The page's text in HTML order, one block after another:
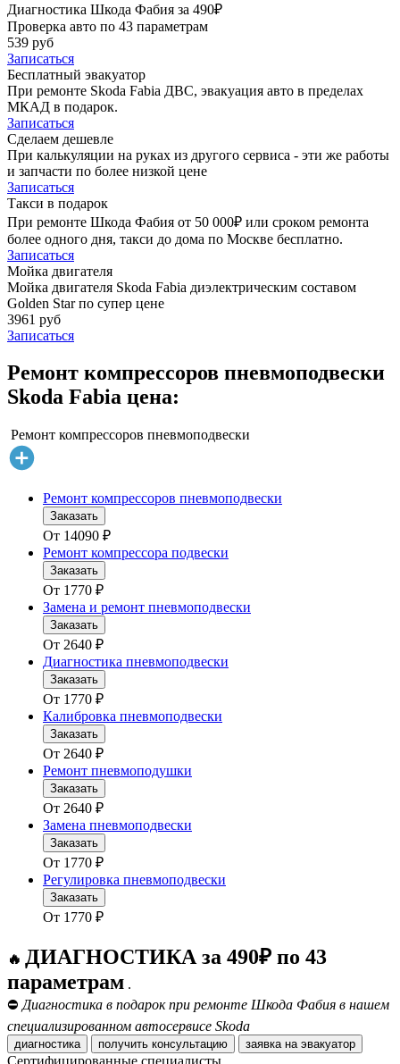
Диагностика Шкода Фабия за 490₽
Проверка авто по 43 параметрам
539 руб
Записаться
Бесплатный эвакуатор
При ремонте Skoda Fabia ДВС, эвакуация авто в пределах
МКАД в подарок.
Записаться
Сделаем дешевле
При калькуляции на руках из другого сервиса - эти же работы
и запчасти по более низкой цене
Записаться
Такси в подарок
При ремонте Шкода Фабия от 50 000₽ или сроком ремонта
более одного дня, такси до дома по Москве бесплатно.
Записаться
Мойка двигателя
Мойка двигателя Skoda Fabia диэлектрическим составом
Golden Star по супер цене
3961 руб
Записаться
Ремонт компрессоров пневмоподвески
Skoda Fabia цена:
Ремонт компрессоров пневмоподвески
Ремонт компрессоров пневмоподвески
Заказать
От 14090 ₽
Ремонт компрессора подвески
Заказать
От 1770 ₽
Замена и ремонт пневмоподвески
Заказать
От 2640 ₽
Диагностика пневмоподвески
Заказать
От 1770 ₽
Калибровка пневмоподвески
Заказать
От 2640 ₽
Ремонт пневмоподушки
Заказать
От 2640 ₽
Замена пневмоподвески
Заказать
От 1770 ₽
Регулировка пневмоподвески
Заказать
От 1770 ₽
🔥 ДИАГНОСТИКА за 490₽ по 43
параметрам .
⛔ Диагностика в подарок при ремонте Шкода Фабия в нашем
специализированном автосервисе Skoda
диагностика получить консультацию заявка на эвакуатор